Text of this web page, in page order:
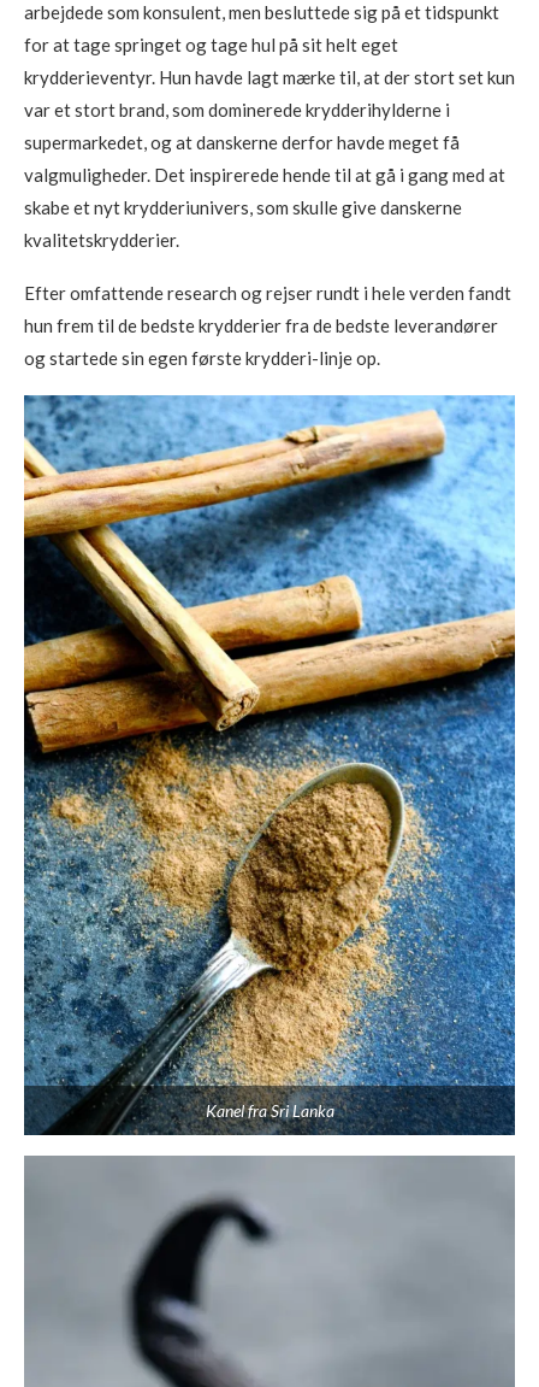
arbejdede som konsulent, men besluttede sig på et tidspunkt
for at tage springet og tage hul på sit helt eget
krydderieventyr. Hun havde lagt mærke til, at der stort set kun
var et stort brand, som dominerede krydderihylderne i
supermarkedet, og at danskerne derfor havde meget få
valgmuligheder. Det inspirerede hende til at gå i gang med at
skabe et nyt krydderiunivers, som skulle give danskerne
kvalitetskrydderier.
Efter omfattende research og rejser rundt i hele verden fandt
hun frem til de bedste krydderier fra de bedste leverandører
og startede sin egen første krydderi-linje op.
Kanel fra Sri Lanka